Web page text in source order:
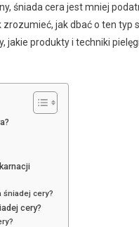
śniada cera jest mniej
jak dbać o ten typ
jakie produkty i techniki
śniadej cery?
cery?